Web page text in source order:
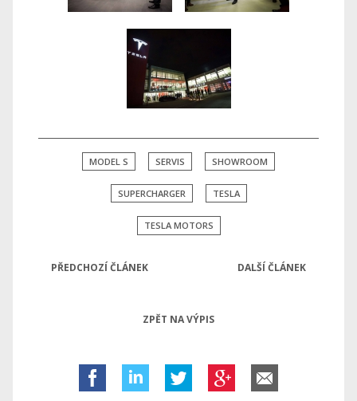
MODEL S SERVIS SHOWROOM
SUPERCHARGER TESLA
TESLA MOTORS
PŘEDCHOZÍ ČLÁNEK DALŠÍ ČLÁNEK
ZPĚT NA VÝPIS